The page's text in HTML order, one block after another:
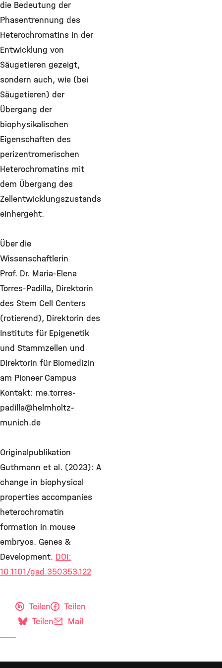
die Bedeutung der
Phasentrennung des
Heterochromatins in der
Entwicklung von
Säugetieren gezeigt,
sondern auch, wie (bei
Säugetieren) der
Übergang der
biophysikalischen
Eigenschaften des
perizentromerischen
Heterochromatins mit
dem Übergang des
Zellentwicklungszustands
einhergeht.
Über die
Wissenschaftlerin
Prof. Dr. Maria-Elena
Torres-Padilla, Direktorin
des Stem Cell Centers
(rotierend), Direktorin des
Instituts für Epigenetik
und Stammzellen und
Direktorin für Biomedizin
am Pioneer Campus
Kontakt: me.torres-
padilla@helmholtz-
munich.de
Originalpublikation
Guthmann et al. (2023): A
change in biophysical
properties accompanies
heterochromatin
formation in mouse
embryos. Genes &
Development. DOI:
10.1101/gad.350353.122
Teilen
Teilen
Teilen
Mail